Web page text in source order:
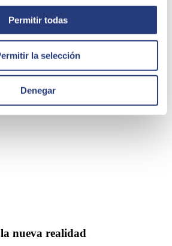
Permitir todas
la selección
Denegar
procesos de negocio.
nueva realidad